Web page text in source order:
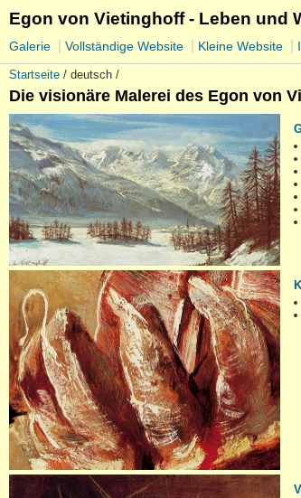
Egon von Vietinghoff - Leben und
Galerie Vollständige Website Kleine Website
Startseite / deutsch /
Die visionäre Malerei des Egon von